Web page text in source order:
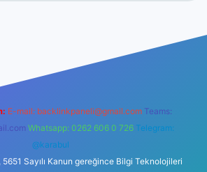
E-mail: backlinkpaneli@gmail.com Teams:
Whatsapp: 0262 606 0 726 Telegram:
@karabul
5651 Sayılı Kanun gereğince Bilgi Teknolojileri